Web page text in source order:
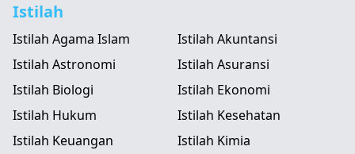
Istilah
Istilah Agama Islam
Istilah Akuntansi
Istilah Astronomi
Istilah Asuransi
Istilah Biologi
Istilah Ekonomi
Istilah Hukum
Istilah Kesehatan
Istilah Keuangan
Istilah Kimia